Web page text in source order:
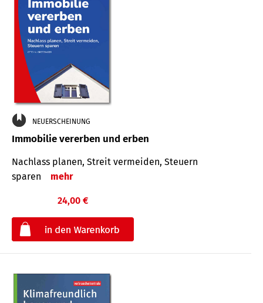
NEUERSCHEINUNG
Immobilie vererben und erben
Nachlass planen, Streit vermeiden, Steuern
sparen
mehr
24,00 €